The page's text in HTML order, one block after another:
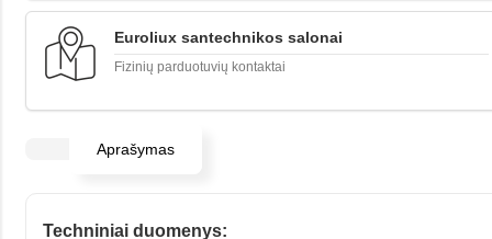
Euroliux santechnikos salonai
Fizinių parduotuvių kontaktai
Aprašymas
Techniniai duomenys: